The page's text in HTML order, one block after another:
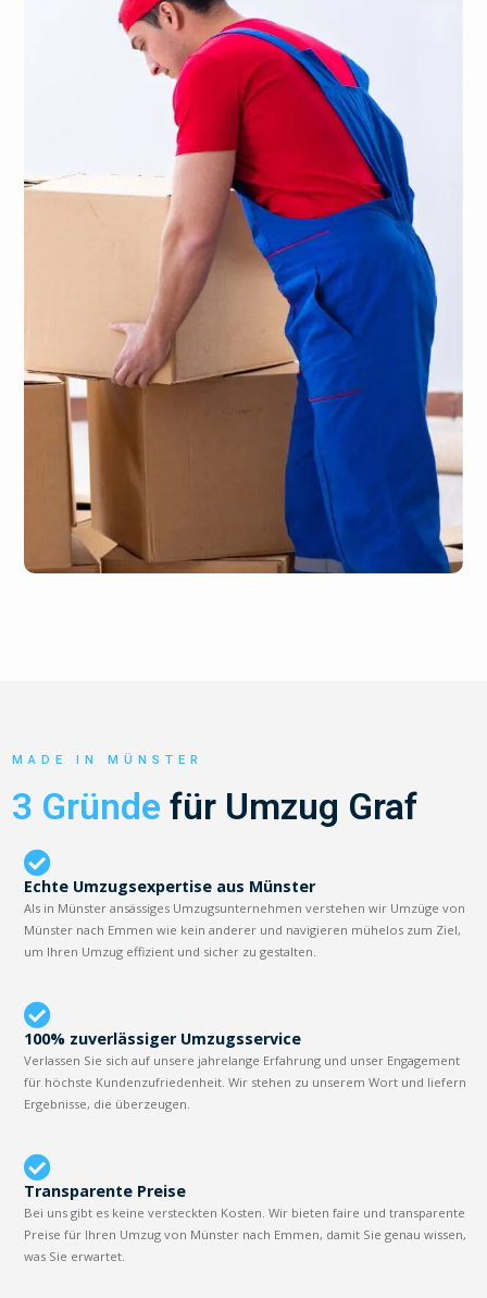
MADE IN MÜNSTER
3 Gründe für Umzug Graf
Echte Umzugsexpertise aus Münster
Als in Münster ansässiges Umzugsunternehmen verstehen wir Umzüge von
Münster nach Emmen wie kein anderer und navigieren mühelos zum Ziel,
um Ihren Umzug effizient und sicher zu gestalten.
100% zuverlässiger Umzugsservice
Verlassen Sie sich auf unsere jahrelange Erfahrung und unser Engagement
für höchste Kundenzufriedenheit. Wir stehen zu unserem Wort und liefern
Ergebnisse, die überzeugen.
Transparente Preise
Bei uns gibt es keine versteckten Kosten. Wir bieten faire und transparente
Preise für Ihren Umzug von Münster nach Emmen, damit Sie genau wissen,
was Sie erwartet.